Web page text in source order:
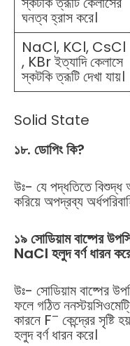
ঘনত্ব হ্রাস করে।
NaCl, KCl, CsCl
, KBr ইত্যাদি কেলাসে
স্কটকি ত্রূটি দেখা যায়।
Solid State
১৮. ডোপিংকি?
উঃ- যে পদ্ধতিতে বিশুদ্ধ
করিয়ে অপদ্রব্য
১৯সোডিয়ামবাষ্পের
NaCl হলুদবর্ণ ধারন
উঃ- সোডিয়াম বাষ্পের
ফলে গঠিত
কারনে F– কেন্দ্রের
হলুদ বর্ণ ধারন করে।